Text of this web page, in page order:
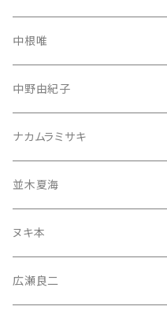
中根唯
中野由紀子
ナカムラミサキ
並木夏海
ヌキ本
広瀬良二